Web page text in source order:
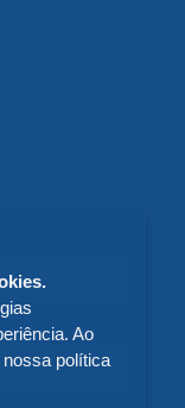
Ao
política